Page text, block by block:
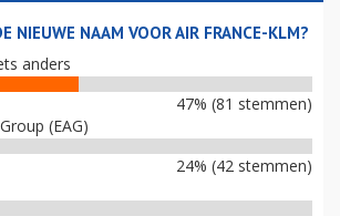
NIEUWE NAAM VOOR AIR FRANCE-KLM?
anders
47% (81 stemmen)
(EAG)
24% (42 stemmen)